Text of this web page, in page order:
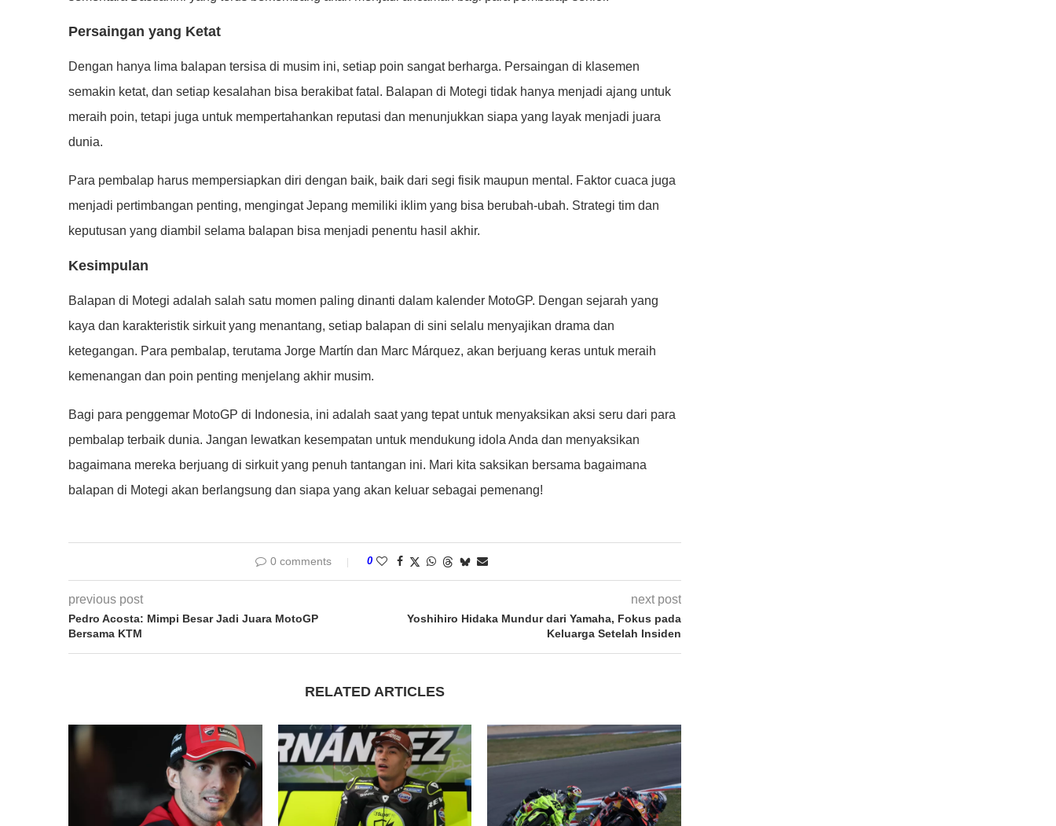
Persaingan yang Ketat
Dengan hanya lima balapan tersisa di musim ini, setiap poin sangat berharga. Persaingan di klasemen
semakin ketat, dan setiap kesalahan bisa berakibat fatal. Balapan di Motegi tidak hanya menjadi ajang untuk
meraih poin, tetapi juga untuk mempertahankan reputasi dan menunjukkan siapa yang layak menjadi juara
dunia.
Para pembalap harus mempersiapkan diri dengan baik, baik dari segi fisik maupun mental. Faktor cuaca juga
menjadi pertimbangan penting, mengingat Jepang memiliki iklim yang bisa berubah-ubah. Strategi tim dan
keputusan yang diambil selama balapan bisa menjadi penentu hasil akhir.
Kesimpulan
Balapan di Motegi adalah salah satu momen paling dinanti dalam kalender MotoGP. Dengan sejarah yang
kaya dan karakteristik sirkuit yang menantang, setiap balapan di sini selalu menyajikan drama dan
ketegangan. Para pembalap, terutama Jorge Martín dan Marc Márquez, akan berjuang keras untuk meraih
kemenangan dan poin penting menjelang akhir musim.
Bagi para penggemar MotoGP di Indonesia, ini adalah saat yang tepat untuk menyaksikan aksi seru dari para
pembalap terbaik dunia. Jangan lewatkan kesempatan untuk mendukung idola Anda dan menyaksikan
bagaimana mereka berjuang di sirkuit yang penuh tantangan ini. Mari kita saksikan bersama bagaimana
balapan di Motegi akan berlangsung dan siapa yang akan keluar sebagai pemenang!
0 comments 0
previous post
Pedro Acosta: Mimpi Besar Jadi Juara MotoGP
Bersama KTM
next post
Yoshihiro Hidaka Mundur dari Yamaha, Fokus pada
Keluarga Setelah Insiden
RELATED ARTICLES